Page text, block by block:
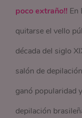
poco extraño!! En
quitarse el vello
década del siglo
salón de
ganó popularidad
depilación